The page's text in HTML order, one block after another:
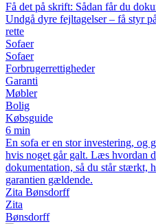
Få det på skrift: Sådan får du
Undgå dyre fejltagelser – få styr
rette
Sofaer
Sofaer
Forbrugerrettigheder
Garanti
Møbler
Bolig
Købsguide
6 min
En sofa er en stor investering, og
hvis noget går galt. Læs hvordan
dokumentation, så du står stærkt,
garantien gældende.
Zita Bønsdorff
Zita
Bønsdorff